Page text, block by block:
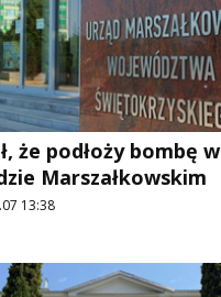
że podłoży bombę w
Marszałkowskim
13:38